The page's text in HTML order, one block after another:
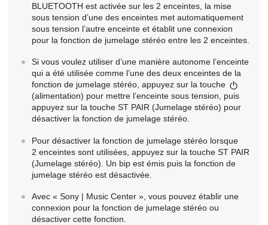
BLUETOOTH est activée sur les 2 enceintes, la mise
sous tension d’une des enceintes met automatiquement
sous tension l’autre enceinte et établit une connexion
pour la fonction de jumelage stéréo entre les 2 enceintes.
Si vous voulez utiliser d’une manière autonome l’enceinte
qui a été utilisée comme l’une des deux enceintes de la
fonction de jumelage stéréo, appuyez sur la touche
(alimentation) pour mettre l’enceinte sous tension, puis
appuyez sur la touche ST PAIR (Jumelage stéréo) pour
désactiver la fonction de jumelage stéréo.
Pour désactiver la fonction de jumelage stéréo lorsque
2 enceintes sont utilisées, appuyez sur la touche ST PAIR
(Jumelage stéréo). Un bip est émis puis la fonction de
jumelage stéréo est désactivée.
Avec « Sony | Music Center », vous pouvez établir une
connexion pour la fonction de jumelage stéréo ou
désactiver cette fonction.